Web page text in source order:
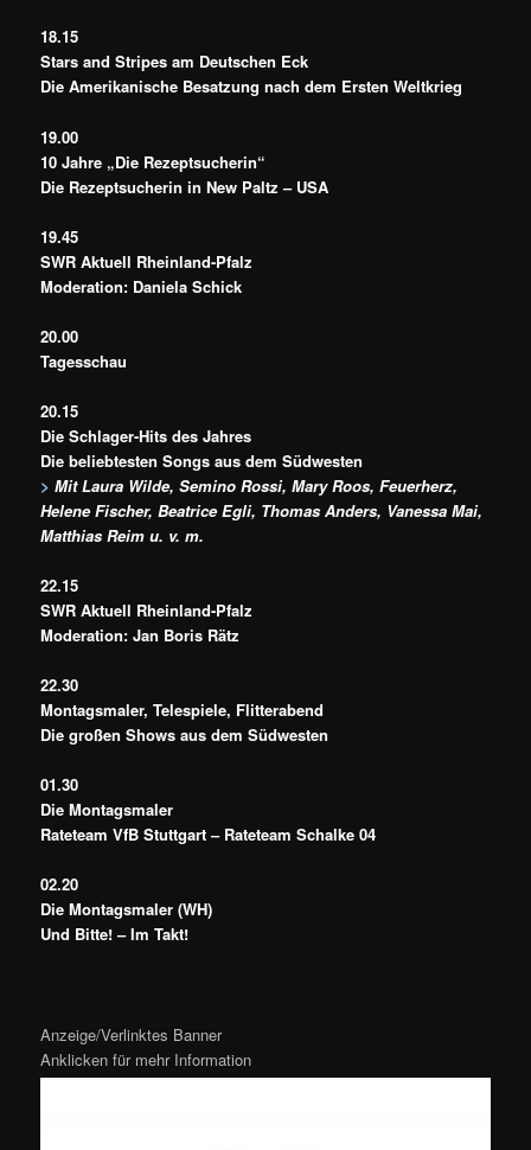
18.15
Stars and Stripes am Deutschen Eck
Die Amerikanische Besatzung nach dem Ersten Weltkrieg
19.00
10 Jahre „Die Rezeptsucherin“
Die Rezeptsucherin in New Paltz – USA
19.45
SWR Aktuell Rheinland-Pfalz
Moderation: Daniela Schick
20.00
Tagesschau
20.15
Die Schlager-Hits des Jahres
Die beliebtesten Songs aus dem Südwesten
> Mit Laura Wilde, Semino Rossi, Mary Roos, Feuerherz,
Helene Fischer, Beatrice Egli, Thomas Anders, Vanessa Mai,
Matthias Reim u. v. m.
22.15
SWR Aktuell Rheinland-Pfalz
Moderation: Jan Boris Rätz
22.30
Montagsmaler, Telespiele, Flitterabend
Die großen Shows aus dem Südwesten
01.30
Die Montagsmaler
Rateteam VfB Stuttgart – Rateteam Schalke 04
02.20
Die Montagsmaler (WH)
Und Bitte! – Im Takt!
Anzeige/Verlinktes Banner
Anklicken für mehr Information